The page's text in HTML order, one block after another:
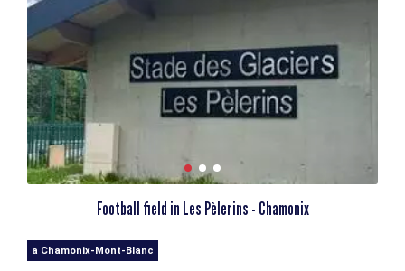
Football field in Les Pèlerins - Chamonix
a Chamonix-Mont-Blanc